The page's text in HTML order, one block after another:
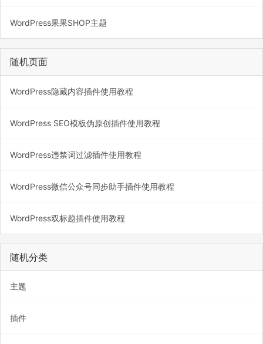
WordPress果果SHOP主题
随机页面
WordPress隐藏内容插件使用教程
WordPress SEO模板伪原创插件使用教程
WordPress违禁词过滤插件使用教程
WordPress微信公众号同步助手插件使用教程
WordPress双标题插件使用教程
随机分类
主题
插件